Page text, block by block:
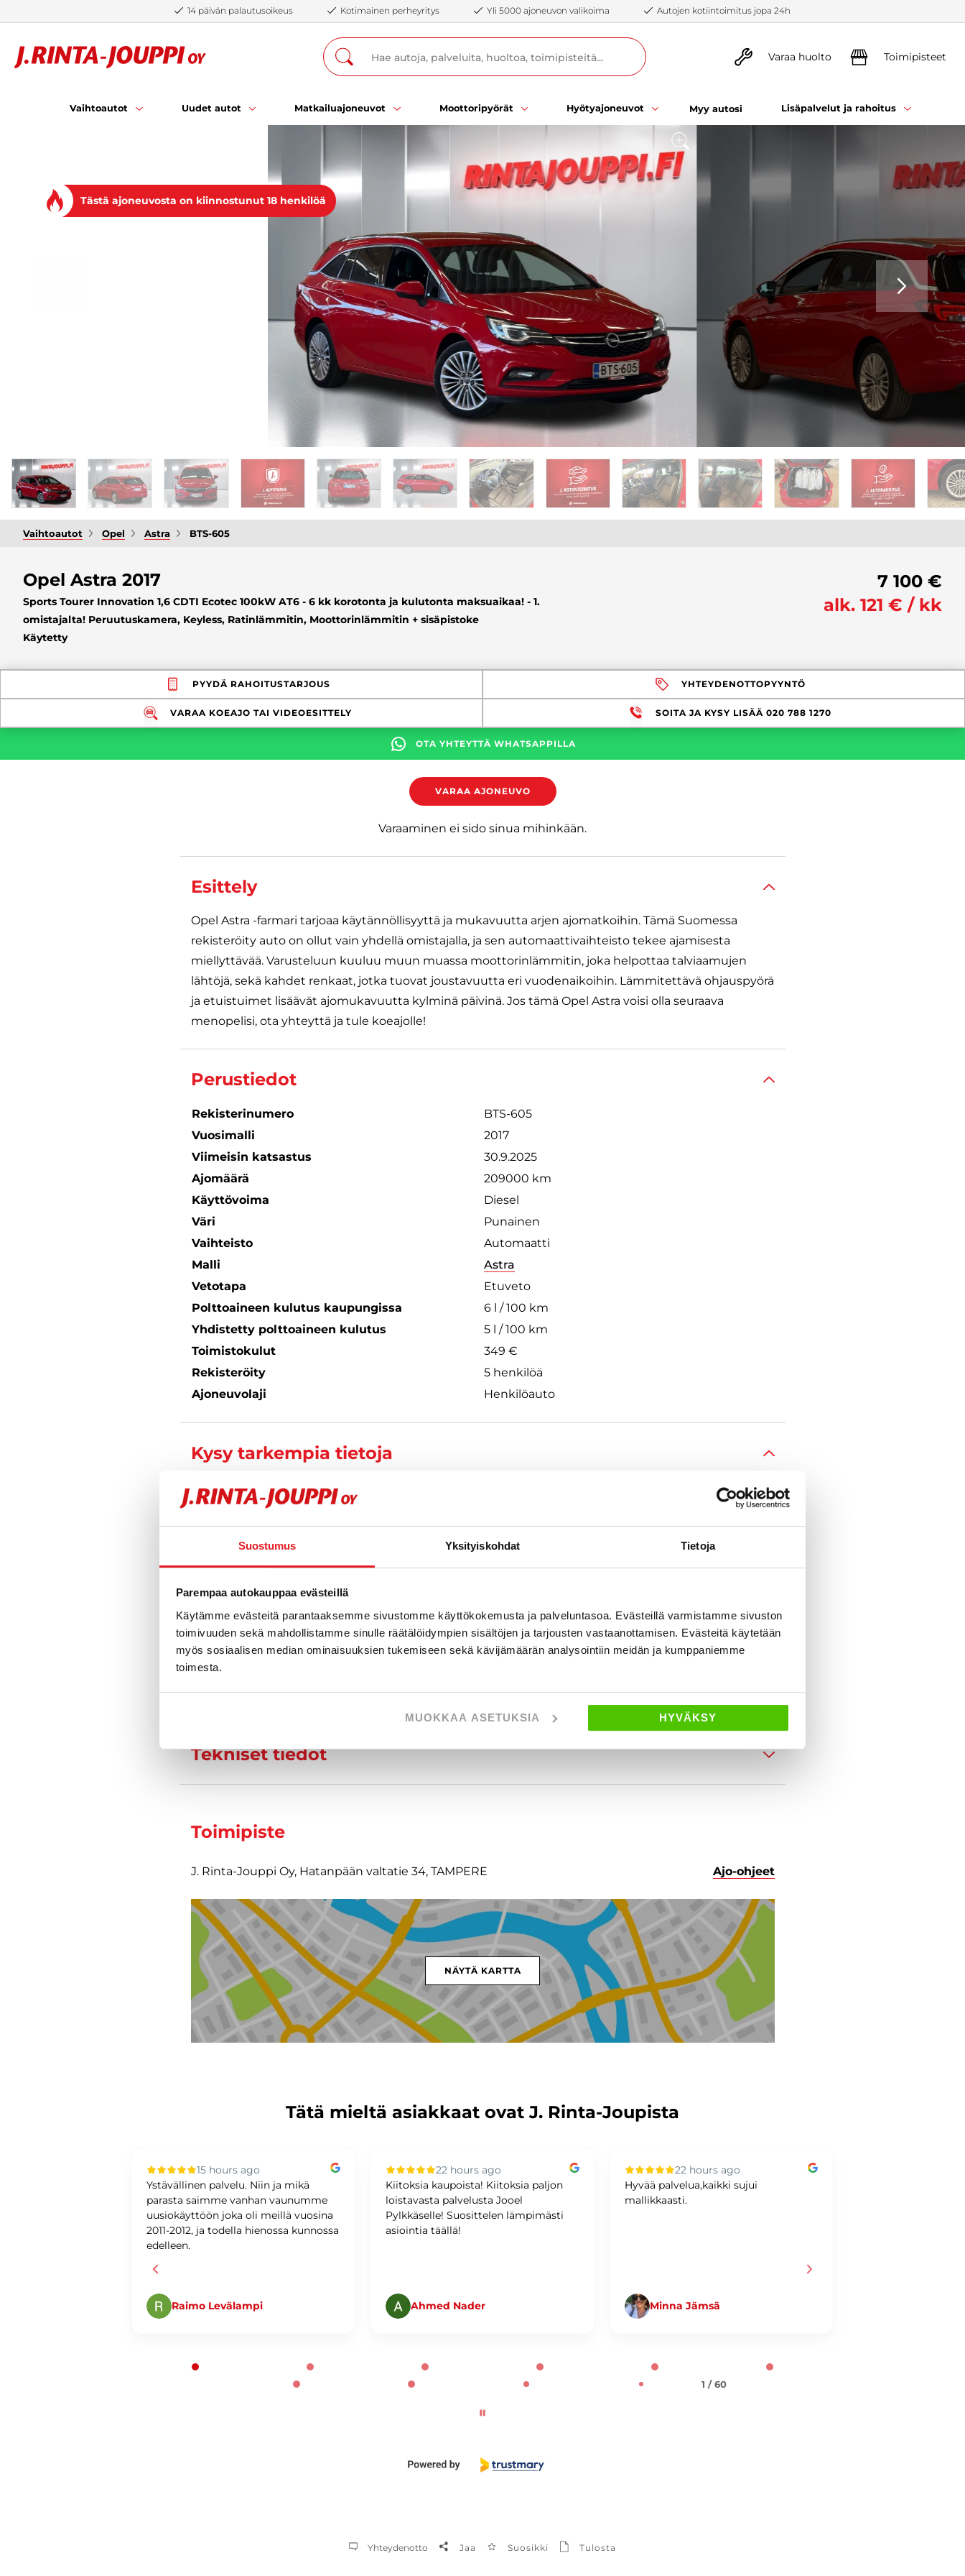
Suostumus Yksityiskohdat Tietoja
Parempaa autokauppaa evästeillä
Käytämme evästeitä parantaaksemme sivustomme käyttökokemusta ja palveluntasoa. Evästeillä varmistamme sivuston
toimivuuden sekä mahdollistamme sinulle räätälöidympien sisältöjen ja tarjousten vastaanottamisen. Evästeitä käytetään
myös sosiaalisen median ominaisuuksien tukemiseen sekä kävijämäärän analysointiin meidän ja kumppaniemme
toimesta.
MUOKKAA ASETUKSIA HYVÄKSY
14 päivän palautusoikeus Kotimainen perheyritys Yli 5000 ajoneuvon valikoima Autojen kotiintoimitus jopa 24h
Varaa huolto Toimipisteet
Vaihtoautot Uudet autot Matkailuajoneuvot Moottoripyörät Hyötyajoneuvot Myy autosi Lisäpalvelut ja rahoitus
SEURAAVA
Tästä ajoneuvosta on kiinnostunut 18 henkilöä
Vaihtoautot Opel Astra BTS-605
Opel Astra 2017
Sports Tourer Innovation 1,6 CDTI Ecotec 100kW AT6 - 6 kk korotonta ja kulutonta maksuaikaa! - 1.
omistajalta! Peruutuskamera, Keyless, Ratinlämmitin, Moottorinlämmitin + sisäpistoke
Käytetty
7 100 €
alk. 121 € / kk
PYYDÄ RAHOITUSTARJOUS YHTEYDENOTTOPYYNTÖ
VARAA KOEAJO TAI VIDEOESITTELY SOITA JA KYSY LISÄÄ 020 788 1270
OTA YHTEYTTÄ WHATSAPPILLA
VARAA AJONEUVO
Varaaminen ei sido sinua mihinkään.
Esittely
Opel Astra -farmari tarjoaa käytännöllisyyttä ja mukavuutta arjen ajomatkoihin. Tämä Suomessa
rekisteröity auto on ollut vain yhdellä omistajalla, ja sen automaattivaihteisto tekee ajamisesta
miellyttävää. Varusteluun kuuluu muun muassa moottorinlämmitin, joka helpottaa talviaamujen
lähtöjä, sekä kahdet renkaat, jotka tuovat joustavuutta eri vuodenaikoihin. Lämmitettävä ohjauspyörä
ja etuistuimet lisäävät ajomukavuutta kylminä päivinä. Jos tämä Opel Astra voisi olla seuraava
menopelisi, ota yhteyttä ja tule koeajolle!
Perustiedot
Rekisterinumero
BTS-605
Vuosimalli
2017
Viimeisin katsastus
30.9.2025
Ajomäärä
209000 km
Käyttövoima
Diesel
Väri
Punainen
Vaihteisto
Automaatti
Malli
Astra
Vetotapa
Etuveto
Polttoaineen kulutus kaupungissa
6 l / 100 km
Yhdistetty polttoaineen kulutus
5 l / 100 km
Toimistokulut
349 €
Rekisteröity
5 henkilöä
Ajoneuvolaji
Henkilöauto
Kysy tarkempia tietoja
Varustelu
Tekniset tiedot
Toimipiste
J. Rinta-Jouppi Oy, Hatanpään valtatie 34, TAMPERE Ajo-ohjeet
NÄYTÄ KARTTA
Tätä mieltä asiakkaat ovat J. Rinta-Joupista
15 hours ago
Ystävällinen palvelu. Niin ja mikä
parasta saimme vanhan vaunumme
uusiokäyttöön joka oli meillä vuosina
2011-2012, ja todella hienossa kunnossa
edelleen.
Raimo Levälampi
22 hours ago
Kiitoksia kaupoista! Kiitoksia paljon
loistavasta palvelusta Jooel
Pylkkäselle! Suosittelen lämpimästi
asiointia täällä!
Ahmed Nader
22 hours ago
Hyvää palvelua,kaikki sujui
mallikkaasti.
Minna Jämsä
1 / 60
Yhteydenotto Jaa Suosikki Tulosta